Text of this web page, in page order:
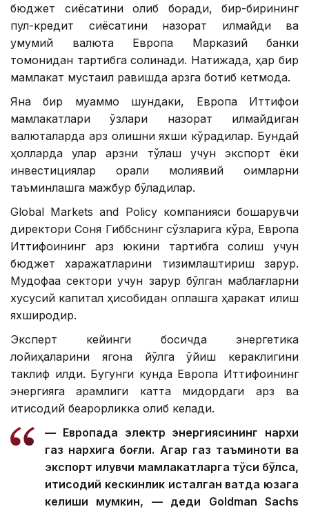
бюджет сиёсатини олиб боради, бир-бирининг
пул-кредит сиёсатини назорат қилмайди ва
умумий валюта Европа Марказий банки
томонидан тартибга солинади. Натижада, ҳар бир
мамлакат мустақил равишда қарзга ботиб кетмоқда.
Яна бир муаммо шундаки, Европа Иттифоқи
мамлакатлари ўзлари назорат қилмайдиган
валюталарда қарз олишни яхши кўрадилар. Бундай
ҳолларда улар қарзни тўлаш учун экспорт ёки
инвестициялар орқали молиявий оқимларни
таъминлашга мажбур бўладилар.
Global Markets and Policy компанияси бошқарувчи
директори Соня Гиббснинг сўзларига кўра, Европа
Иттифоқининг қарз юкини тартибга солиш учун
бюджет харажатларини тизимлаштириш зарур.
Мудофаа сектори учун зарур бўлган маблағларни
хусусий капитал ҳисобидан қоплашга ҳаракат қилиш
яхшироқдир.
Эксперт кейинги босқичда энергетика
лойиҳаларини ягона йўлга қўйиш кераклигини
таклиф қилди. Бугунги кунда Европа Иттифоқининг
энергияга қарамлиги катта миқдордаги қарз ва
иқтисодий беқарорликка олиб келади.
— Европада электр энергиясининг нархи
газ нархига боғлиқ. Агар газ таъминоти ва
экспорт қилувчи мамлакатларга тўсиқ бўлса,
иқтисодий кескинлик исталган вақтда юзага
келиши мумкин, — деди Goldman Sachs